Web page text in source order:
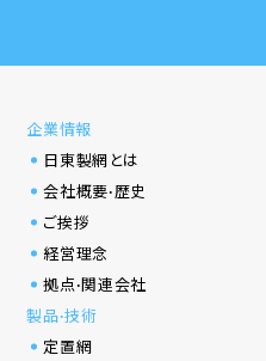
企業情報
日東製網とは
会社概要·歴史
ご挨拶
経営理念
拠点·関連会社
製品·技術
定置網